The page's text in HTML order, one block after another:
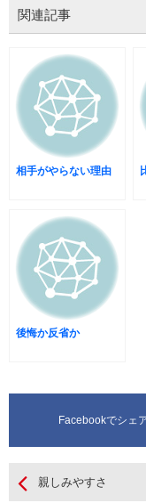
関連記事
相手がやらない理由
後悔か反省か
Facebookでシェ
親しみやすさ